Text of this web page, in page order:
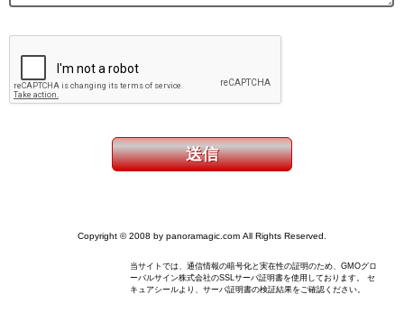
Copyright © 2008 by panoramagic.com All Rights Reserved.
当サイトでは、通信情報の暗号化と実在性の証明のため、GMOグロ
ーバルサイン株式会社のSSLサーバ証明書を使用しております。 セ
キュアシールより、サーバ証明書の検証結果をご確認ください。